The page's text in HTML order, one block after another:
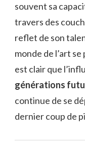
souvent sa
travers des
reflet de son
monde de l’art
est clair que
générations
continue de se
dernier coup de